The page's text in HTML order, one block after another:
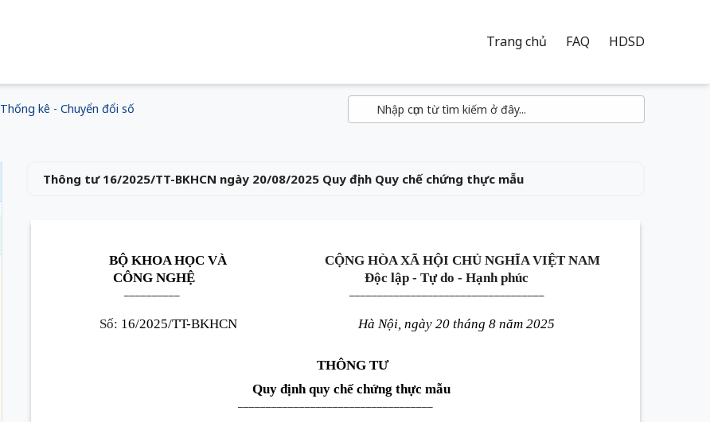
Trang chủ FAQ HDSD
Thống kê - Chuyển đổi số
Thông tư 16/2025/TT-BKHCN ngày 20/08/2025 Quy định Quy chế chứng thực mẫu
BỘ KHOA HỌC VÀ
CÔNG NGHỆ
CỘNG HÒA XÃ HỘI CHỦ NGHĨA VIỆT NAM
Độc lập - Tự do - Hạnh phúc
Số: 16/2025/TT-BKHCN Hà Nội, ngày 20 tháng 8 năm 2025
THÔNG TƯ
Quy định quy chế chứng thực mẫu